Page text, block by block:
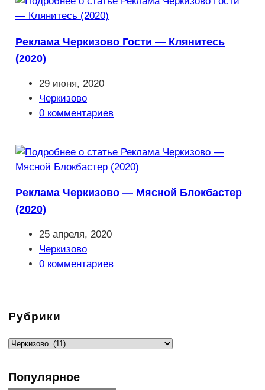
Реклама Черкизово Гости — Клянитесь
(2020)
Запись
опубликована:
29 июня, 2020
Рубрика
записи:
Черкизово
Комментарии
0 комментариев
Реклама Черкизово — Мясной Блокбастер
(2020)
Запись
опубликована:
25 апреля, 2020
Рубрика
записи:
Черкизово
Комментарии
0 комментариев
Рубрики
Рубрики
Популярное